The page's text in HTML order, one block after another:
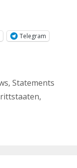
Telegram
, Statements
,